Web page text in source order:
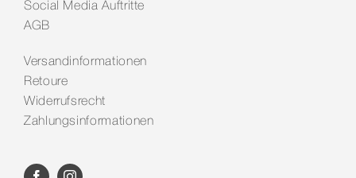
Social Media Auftritte
AGB
Versandinformationen
Retoure
Widerrufsrecht
Zahlungsinformationen